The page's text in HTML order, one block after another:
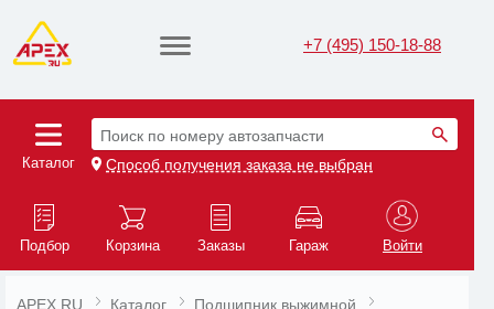
+7 (495) 150-18-88
Каталог
Поиск по номеру автозапчасти
Способ получения заказа не выбран
Подбор Корзина Заказы Гараж Войти
APEX.RU Каталог
Подшипник выжимной